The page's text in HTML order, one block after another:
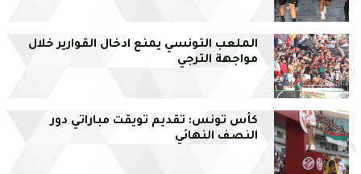
الملعب التونسي يمنع ادخال القوارير خلال
مواجهة الترجي
كأس تونس: تقديم تويقت مباراتي دور
النصف النهائي